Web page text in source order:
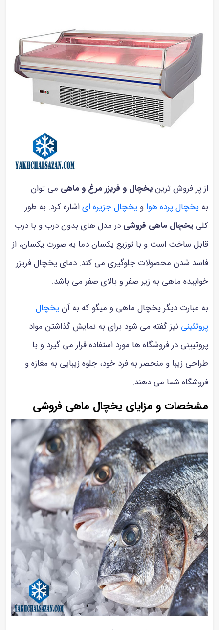
از پر فروش ترینیخچال و فریزر مرغ و ماهی می توان
به یخچال پرده هوا و یخچال جزیره ایاشاره کرد. به طور
کلی یخچال ماهی فروشی در مدل های بدون درب و با درب
قابل ساخت است و با توزیع یکسان دما به صورت یکسان، از
فاسد شدن محصولات جلوگیری می کند. دمای یخچال فریزر
خوابیده ماهی به زیر صفر و بالای صفر می باشد.
به عبارت دیگر یخچال ماهی و میگو که به آنیخچال
پروتئینی نیز گفته می شود برای به نمایش گذاشتن مواد
پروتیینی در فروشگاه ها مورد استفاده قرار می گیرد و با
طراحی زیبا و منجصر به فرد خود، جلوه زیبایی به مغازه و
فروشگاه شما می دهند.
مشخصات و مزایای یخچال ماهی فروشی